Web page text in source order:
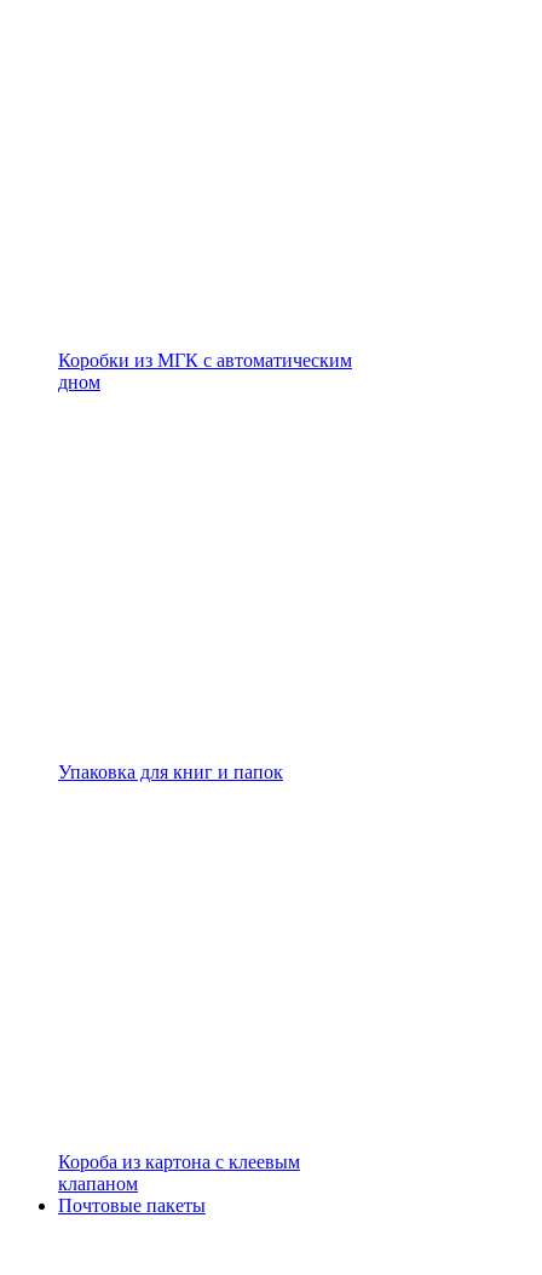
Коробки из МГК с автоматическим
дном
Упаковка для книг и папок
Короба из картона с клеевым
клапаном
Почтовые пакеты